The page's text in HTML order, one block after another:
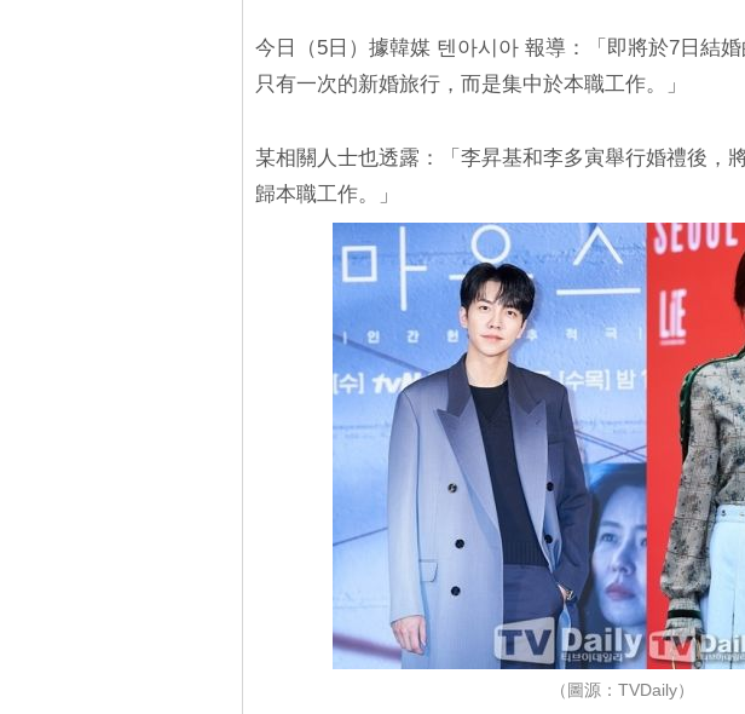
今日（5日）據韓媒 텐아시아 報導：「即將於7日結
只有一次的新婚旅行，而是集中於本職工作。」
某相關人士也透露：「李昇基和李多寅舉行婚禮後，
歸本職工作。」
（圖源：TVDaily）